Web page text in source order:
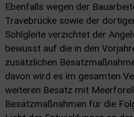
Ebenfalls wegen der
Travebrücke sowie der
Sohlgleite verzichtet der
bewusst auf die in den
zusätzlichen
davon wird es im gesamten
weiteren Besatz mit
Besatzmaßnahmen für die